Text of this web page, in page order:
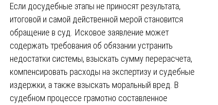
Если досудебные этапы не приносят результата,
итоговой и самой действенной мерой становится
обращение в суд. Исковое заявление может
содержать требования об обязании устранить
недостатки системы, взыскать сумму перерасчета,
компенсировать расходы на экспертизу и судебные
издержки, а также взыскать моральный вред. В
судебном процессе грамотно составленное